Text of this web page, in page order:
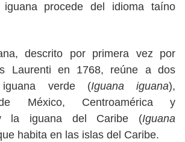
procede del idioma taíno
descrito por primera vez por
Laurenti en 1768, reúne a dos
verde (Iguana iguana),
México, Centroamérica y
y la iguana del Caribe (Iguana
habita en las islas del Caribe.